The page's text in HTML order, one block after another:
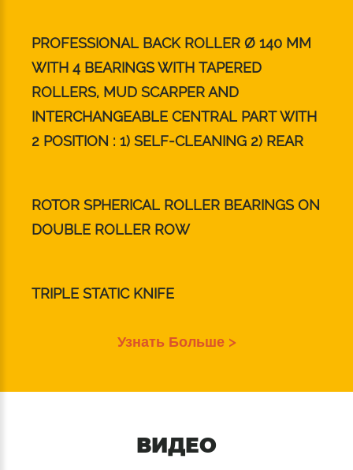
PROFESSIONAL BACK ROLLER Ø 140 MM
WITH 4 BEARINGS WITH TAPERED
ROLLERS, MUD SCARPER AND
INTERCHANGEABLE CENTRAL PART WITH
2 POSITION : 1) SELF-CLEANING 2) REAR
ROTOR SPHERICAL ROLLER BEARINGS ON
DOUBLE ROLLER ROW
TRIPLE STATIC KNIFE
Узнать Больше >
ВИДЕО